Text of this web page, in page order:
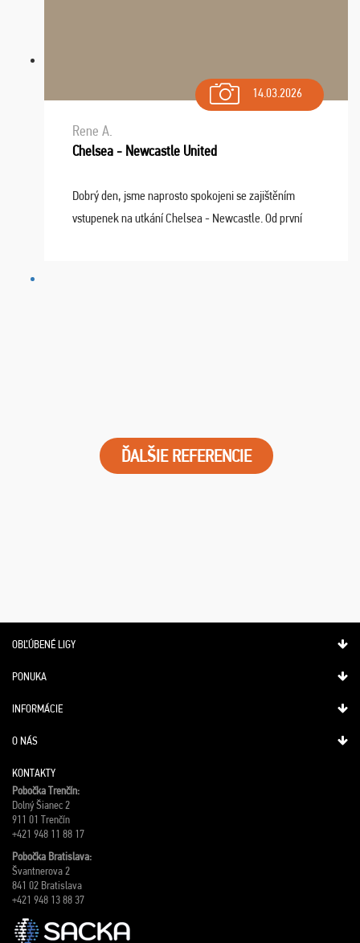
14.03.2026
Rene A.
Chelsea - Newcastle United
Dobrý den, jsme naprosto spokojeni se zajištěním
vstupenek na utkání Chelsea - Newcastle. Od první
ĎALŠIE REFERENCIE
OBĽÚBENÉ LIGY
PONUKA
INFORMÁCIE
O NÁS
KONTAKTY
Pobočka Trenčín:
Dolný Šianec 2
911 01 Trenčín
+421 948 11 88 17
Pobočka Bratislava:
Švantnerova 2
841 02 Bratislava
+421 948 13 88 37